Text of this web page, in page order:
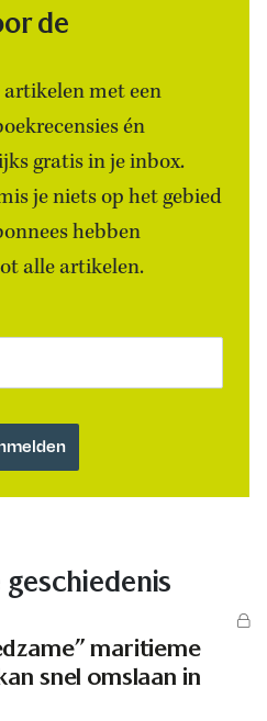
de
met een
én
gratis in je inbox.
je niets op het gebied
hebben
alle artikelen.
maritieme
snel omslaan in